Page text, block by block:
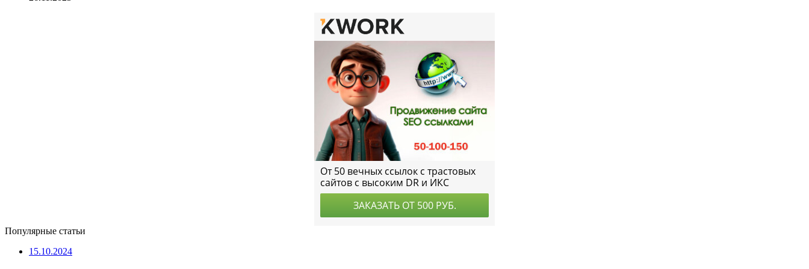
Популярные статьи
15.10.2024